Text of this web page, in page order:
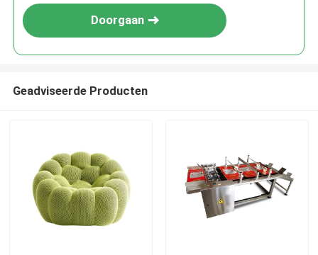
Doorgaan
Geadviseerde Producten